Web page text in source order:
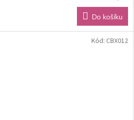
Do košíku
Kód: CBX012